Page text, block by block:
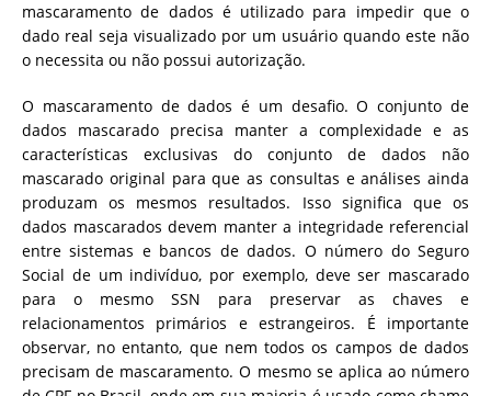
mascaramento de dados é utilizado para impedir que o
dado real seja visualizado por um usuário quando este não
o necessita ou não possui autorização.
O mascaramento de dados é um desafio. O conjunto de
dados mascarado precisa manter a complexidade e as
características exclusivas do conjunto de dados não
mascarado original para que as consultas e análises ainda
produzam os mesmos resultados. Isso significa que os
dados mascarados devem manter a integridade referencial
entre sistemas e bancos de dados. O número do Seguro
Social de um indivíduo, por exemplo, deve ser mascarado
para o mesmo SSN para preservar as chaves e
relacionamentos primários e estrangeiros. É importante
observar, no entanto, que nem todos os campos de dados
precisam de mascaramento. O mesmo se aplica ao número